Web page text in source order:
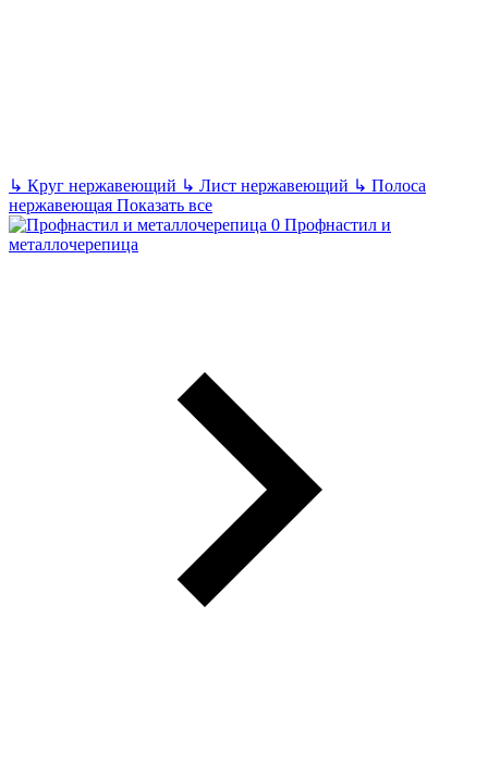
↳ Круг нержавеющий ↳ Лист нержавеющий ↳ Полоса
нержавеющая Показать все
Профнастил и
металлочерепица